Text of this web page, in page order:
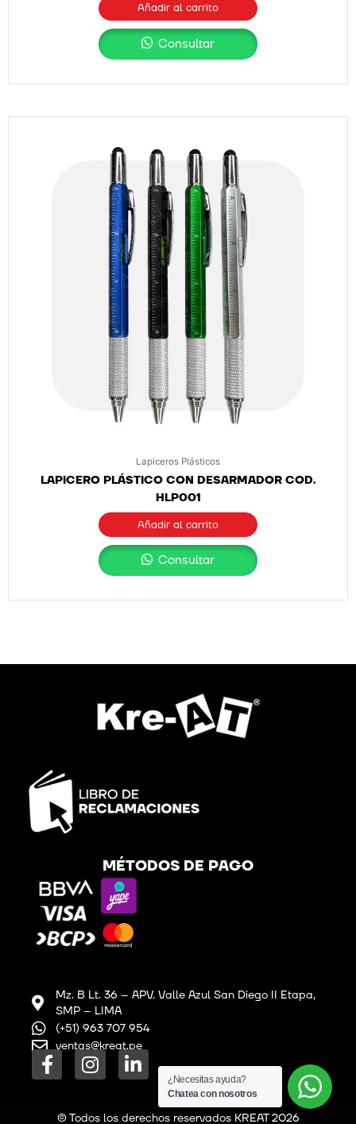
Añadir al carrito
Consultar
Lapiceros Plásticos
LAPICERO PLÁSTICO CON DESARMADOR COD.
HLP001
Añadir al carrito
Consultar
MÉTODOS DE PAGO
Mz. B Lt. 36 – APV. Valle Azul San Diego II Etapa,
SMP – LIMA
(+51) 963 707 954
ventas@kreat.pe
F
a
I
n
L
i
© Todos los derechos reservados KREAT 2026
¿Necesitas ayuda?
Chatea con nosotros